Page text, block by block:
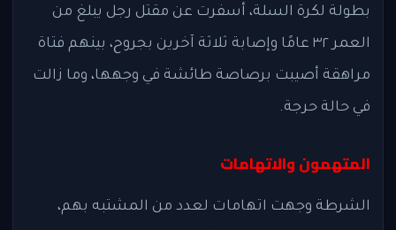
بطولة لكرة السلة، أسفرت عن مقتل رجل يبلغ من
العمر ٣٢ عامًا وإصابة ثلاثة آخرين بجروح، بينهم فتاة
مراهقة أصيبت برصاصة طائشة في وجهها، وما زالت
في حالة حرجة.
المتهمون والاتهامات
الشرطة وجهت اتهامات لعدد من المشتبه بهم،